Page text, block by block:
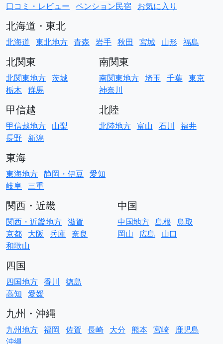
口コミ・レビュー ペンション民宿 お気に入り
北海道・東北
北海道 東北地方 青森 岩手 秋田 宮城 山形 福島
北関東
北関東地方 茨城
栃木 群馬
南関東
南関東地方 埼玉 千葉 東京
神奈川
甲信越
甲信越地方 山梨
長野
新潟
北陸
北陸地方 富山 石川 福井
東海
東海地方 静岡・伊豆 愛知
岐阜 三重
関西・近畿
関西・近畿地方 滋賀
京都 大阪 兵庫 奈良
和歌山
中国
中国地方 島根 鳥取
岡山
広島 山口
四国
四国地方 香川
徳島
高知 愛媛
九州・沖縄
九州地方 福岡 佐賀 長崎 大分 熊本 宮崎
鹿児島
沖縄